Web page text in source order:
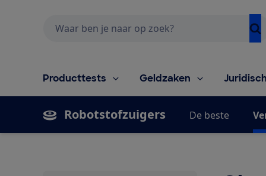
Producttests Geldzaken
Robotstofzuigers De beste